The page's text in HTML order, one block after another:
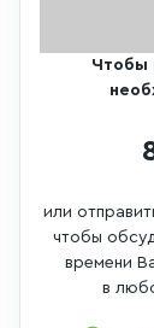
Чтобы
или
чтобы
времени
в